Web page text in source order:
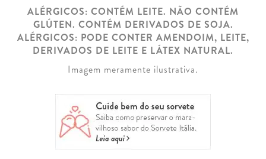
ALÉRGICOS: CONTÉM LEITE. NÃO CONTÉM
GLÚTEN. CONTÉM DERIVADOS DE SOJA.
ALÉRGICOS: PODE CONTER AMENDOIM, LEITE,
DERIVADOS DE LEITE E LÁTEX NATURAL.
Imagem meramente ilustrativa.